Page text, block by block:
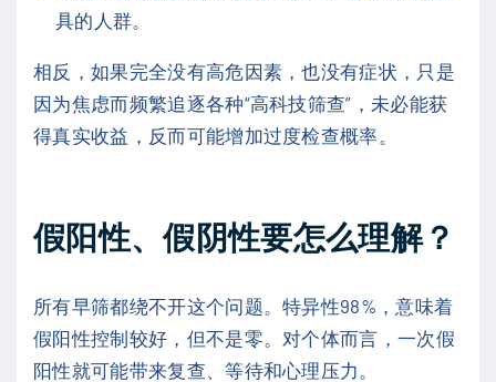
具的人群。
相反，如果完全没有高危因素，也没有症状，只是
因为焦虑而频繁追逐各种“高科技筛查”，未必能获
得真实收益，反而可能增加过度检查概率。
假阳性、假阴性要怎么理解？
所有早筛都绕不开这个问题。特异性98%，意味着
假阳性控制较好，但不是零。对个体而言，一次假
阳性就可能带来复查、等待和心理压力。